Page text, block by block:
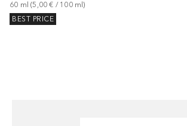
60 ml (5,00 € / 100 ml)
BEST PRICE